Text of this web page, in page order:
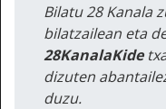
Bilatu 28 Kanala
bilatzailean eta
28KanalaKide
dizuten
duzu.